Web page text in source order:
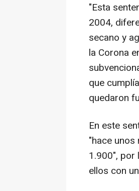
"Esta
2004,
secano y
la Corona
que
quedaron
En este
"hace
1.900", por
ellos con